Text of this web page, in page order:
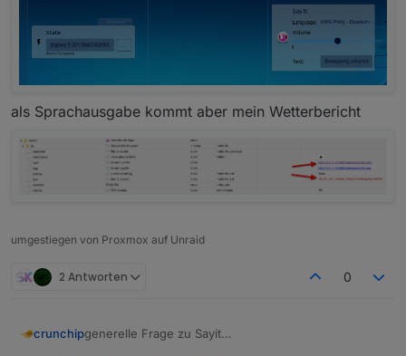
als Sprachausgabe kommt aber mein Wetterbericht
umgestiegen von Proxmox auf Unraid
2 Antworten 0
crunchip
generelle Frage zu Sayit